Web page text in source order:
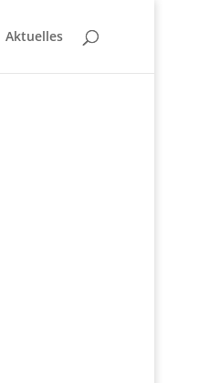
Aktuelles